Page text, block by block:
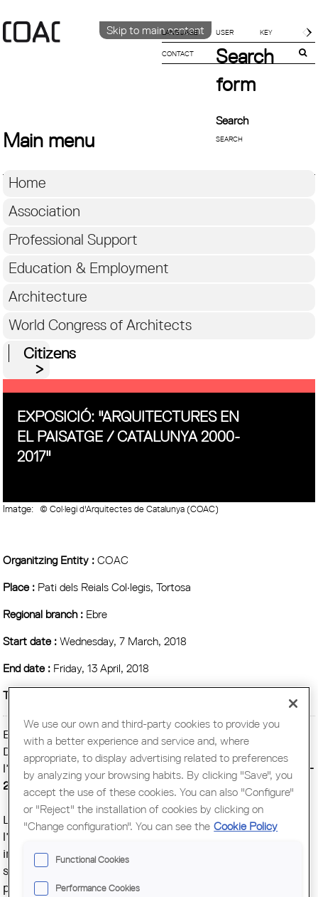
Skip to main content
LANGUAGE
CATALÀ
CONTACT
Search
form
Search
Main menu
Home
Association
Professional Support
Education & Employment
Architecture
World Congress of Architects
Citizens
EXPOSICIÓ: "ARQUITECTURES EN
EL PAISATGE / CATALUNYA 2000-
2017"
Imatge: © Col·legi d'Arquitectes de Catalunya (COAC)
Organitzing Entity :COAC
Place : Pati dels Reials Col·legis, Tortosa
Regional branch : Ebre
Start date :Wednesday, 7 March, 2018
End date : Friday, 13 April, 2018
Time :
El proper dimecres 7 de març a les 19.30 h, tindrà lloc a la
Demarcació de l’Ebre del COAC la inauguració de
l’exposició
“Arquitectures en el paisatge / Catalunya 2000-
2017”
L’acte comptarà amb la presentació dels comissaris de
l’exposició
Jaume Farreny i Ramon Fité
intervindrà l'arquitecteJordi Garcés
seva obra “Estudi del pintor Arranz-Bravo”, a Vallvidrera,
projectada conjuntament amb Daria de Seta i Anna Bonet.
We use our own and third-party cookies to provide you
with a better experience and service and, where
appropriate, to display advertising related to preferences
by analyzing your browsing habits. By clicking "Save", you
accept the use of these cookies. You can also "Configure"
or "Reject" the installation of cookies by clicking on
"Change configuration". You can see the Cookie Policy
Functional Cookies
Performance Cookies